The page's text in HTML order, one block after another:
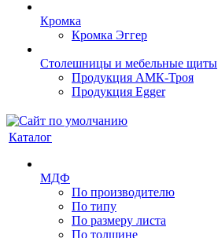
Кромка
Кромка Эггер
Столешницы и мебельные щиты
Продукция АМК-Троя
Продукция Egger
Каталог
МДФ
По производителю
По типу
По размеру листа
По толщине